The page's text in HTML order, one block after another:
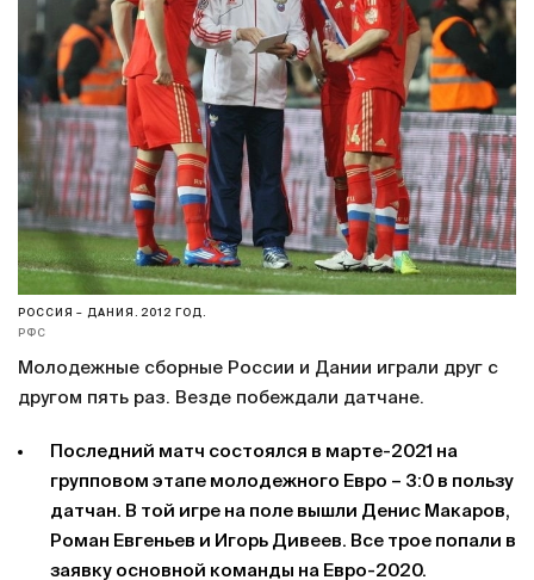
РОССИЯ – ДАНИЯ. 2012 ГОД.
РФС
Молодежные сборные России и Дании играли друг с
другом пять раз. Везде побеждали датчане.
Последний матч состоялся в марте-2021 на
групповом этапе молодежного Евро – 3:0 в пользу
датчан. В той игре на поле вышли Денис Макаров,
Роман Евгеньев и Игорь Дивеев. Все трое попали в
заявку основной команды на Евро-2020.